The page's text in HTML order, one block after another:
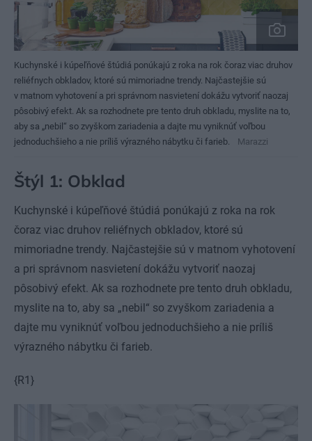
Kuchynské i kúpeľňové štúdiá ponúkajú z roka na rok čoraz viac druhov
reliéfnych obkladov, ktoré sú mimoriadne trendy. Najčastejšie sú
v matnom vyhotovení a pri správnom nasvietení dokážu vytvoriť naozaj
pôsobivý efekt. Ak sa rozhodnete pre tento druh obkladu, myslite na to,
aby sa „nebil“ so zvyškom zariadenia a dajte mu vyniknúť voľbou
jednoduchšieho a nie príliš výrazného nábytku či farieb.
Marazzi
Štýl 1: Obklad
Kuchynské i kúpeľňové štúdiá ponúkajú z roka na rok
čoraz viac druhov reliéfnych obkladov, ktoré sú
mimoriadne trendy. Najčastejšie sú v matnom vyhotovení
a pri správnom nasvietení dokážu vytvoriť naozaj
pôsobivý efekt. Ak sa rozhodnete pre tento druh obkladu,
myslite na to, aby sa „nebil“ so zvyškom zariadenia a
dajte mu vyniknúť voľbou jednoduchšieho a nie príliš
výrazného nábytku či farieb.
{R1}